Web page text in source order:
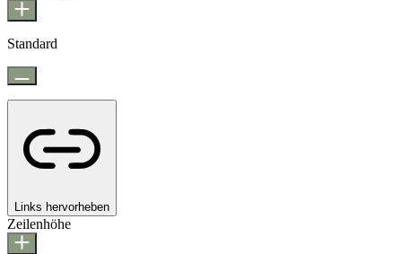
Standard
Links hervorheben
Zeilenhöhe